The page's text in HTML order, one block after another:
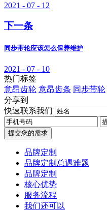
2021 - 07 - 12
下一条
同步带轮应该怎么保养维护
2021 - 07 - 10
热门标签
意昂齿轮 意昂齿条 同步带轮
分享到
快速联系我们
提交您的需求
品牌定制
品牌定制总遇难题
品牌定制
核心优势
服务流程
我们还可以